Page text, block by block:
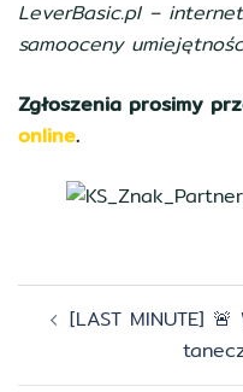
LeverBasic.pl –
samooceny
Zgłoszenia prosimy
online.
Zobacz
wpisy[LAST MINUTE]